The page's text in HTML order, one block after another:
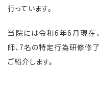
行っています。
当院には令和6年6月現在
師、7名の特定行為研修修
ご紹介します。